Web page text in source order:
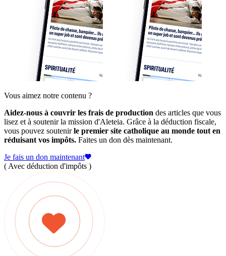
Vous aimez notre contenu ?
Aidez-nous à couvrir les frais de production des articles que vous
lisez et à soutenir la mission d'Aleteia. Grâce à la déduction fiscale,
vous pouvez soutenirle premier site catholique au monde tout en
réduisant vos impôts. Faites un don dès maintenant.
Je fais un don maintenant
( Avec déduction d'impôts )